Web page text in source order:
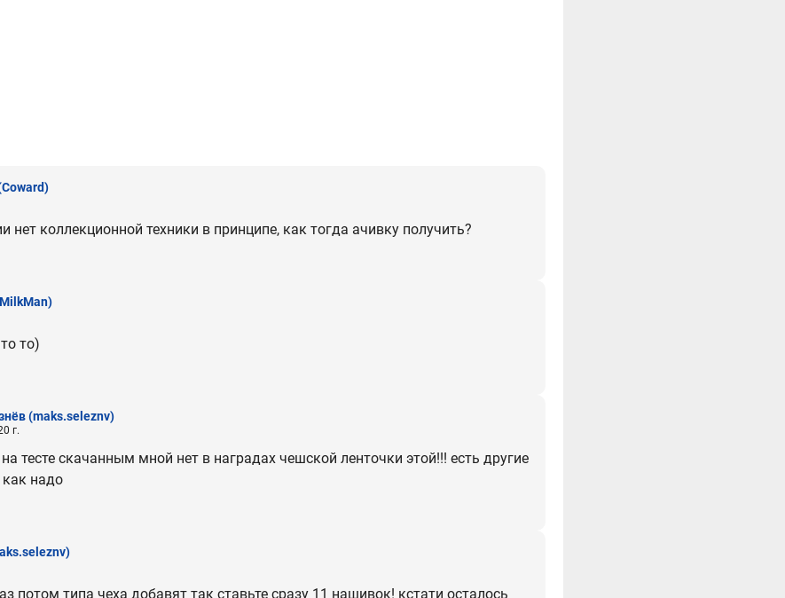
нет коллекционной техники в принципе, как тогда ачивку получить?
то)
(maks.seleznv)
г.
тесте скачанным мной нет в наградах чешской ленточки этой!!! есть другие
надо
потом типа чеха добавят так ставьте сразу 11 нашивок! кстати осталось